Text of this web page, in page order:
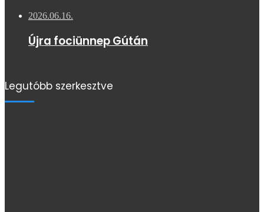
2026.06.16.
Újra fociünnep Gútán
Legutóbb szerkesztve